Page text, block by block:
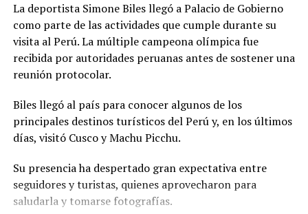
La deportista Simone Biles llegó a Palacio de Gobierno
como parte de las actividades que cumple durante su
visita al Perú. La múltiple campeona olímpica fue
recibida por autoridades peruanas antes de sostener una
reunión protocolar.
Biles llegó al país para conocer algunos de los
principales destinos turísticos del Perú y, en los últimos
días, visitó Cusco y Machu Picchu.
Su presencia ha despertado gran expectativa entre
seguidores y turistas, quienes aprovecharon para
saludarla y tomarse fotografías.